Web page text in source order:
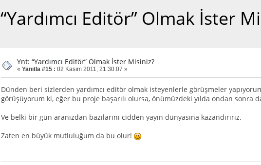
“Yardımcı Editör” Olmak İster
Ynt: “Yardımcı Editör” Olmak İster Misiniz?
« Yanıtla #15 : 02 Kasım 2011, 21:30:07 »
Dünden beri sizlerden yardımcı editör olmak isteyenlerle görüşmeler
görüşüyorum ki, eğer bu proje başarılı olursa, önümüzdeki yılda ondan sonra
Ve belki bir gün aranızdan bazılarını cidden yayın dünyasına kazandırırız.
Zaten en büyük mutluluğum da bu olur!